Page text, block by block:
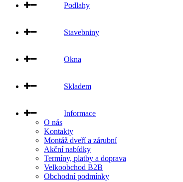
Podlahy
Stavebniny
Okna
Skladem
Informace
O nás
Kontakty
Montáž dveří a zárubní
Akční nabídky
Termíny, platby a doprava
Velkoobchod B2B
Obchodní podmínky